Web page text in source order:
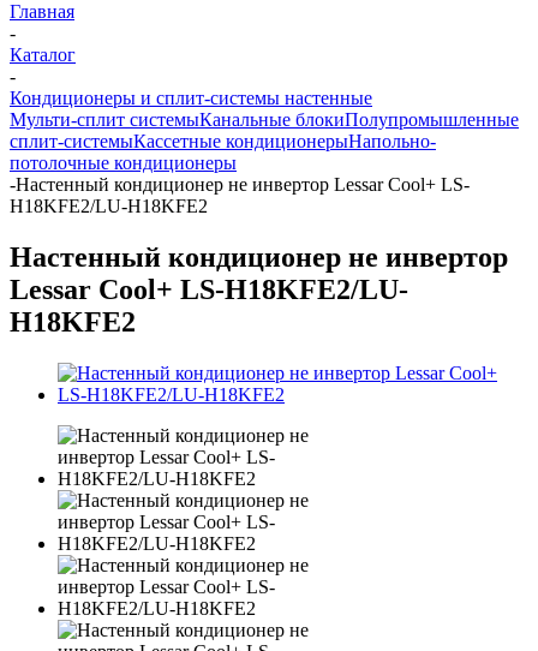
Главная
-
Каталог
-
Кондиционеры и сплит-системы настенные
Мульти-сплит системыКанальные блокиПолупромышленные
сплит-системыКассетные кондиционерыНапольно-
потолочные кондиционеры
-Настенный кондиционер не инвертор Lessar Cool+ LS-
H18KFE2/LU-H18KFE2
Настенный кондиционер не инвертор
Lessar Cool+ LS-H18KFE2/LU-
H18KFE2